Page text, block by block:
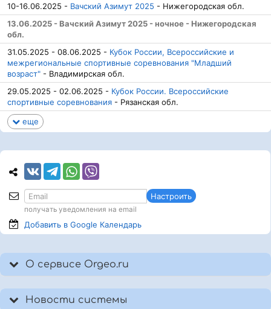
10-16.06.2025 - Вачский Азимут 2025 - Нижегородская обл.
13.06.2025 - Вачский Азимут 2025 - ночное - Нижегородская
обл.
31.05.2025 - 08.06.2025 - Кубок России, Всероссийские и
межрегиональные спортивные соревнования "Младший
возраст" - Владимирская обл.
29.05.2025 - 02.06.2025 - Кубок России. Всероссийские
спортивные соревнования - Рязанская обл.
еще
Настроить
получать уведомления на email
Добавить в Google Календарь
О сервисе Orgeo.ru
Новости системы